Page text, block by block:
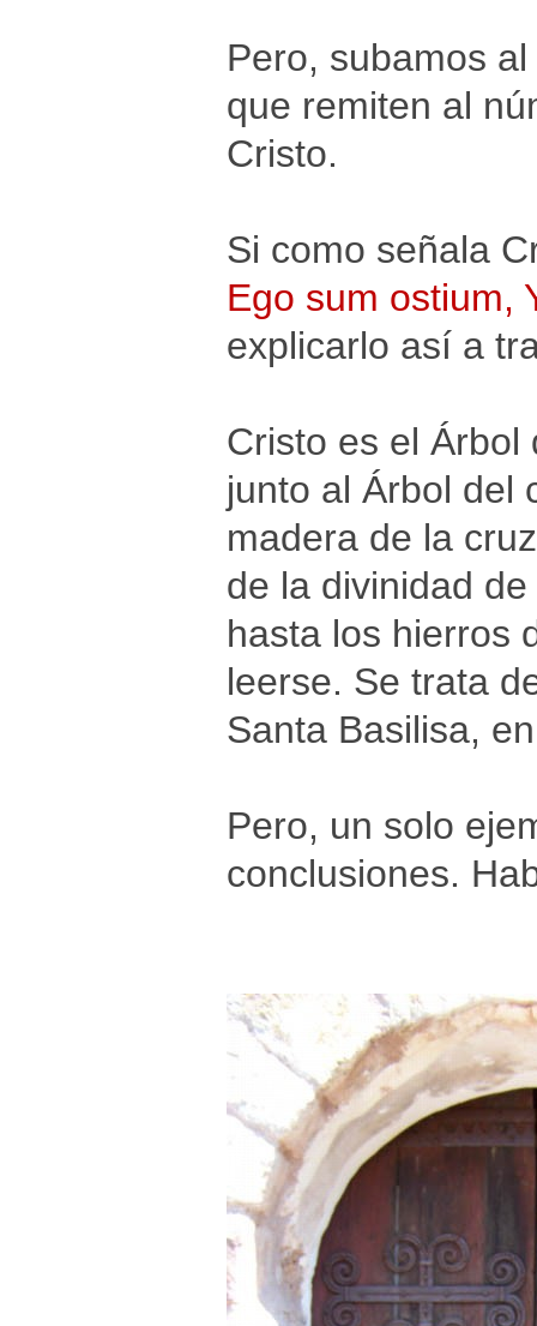
Pero, subamos
que remiten al
Cristo.
Si como señala
Ego sum ostium,
explicarlo así a
Cristo es el
junto al Árbol del
madera de la
de la divinidad
hasta los hierros
leerse. Se trata
Santa Basilisa,
Pero, un solo
conclusiones.